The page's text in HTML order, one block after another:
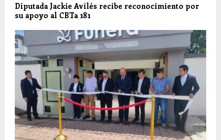
Diputada Jackie Avilés recibe reconocimiento por
su apoyo al CBTa 181